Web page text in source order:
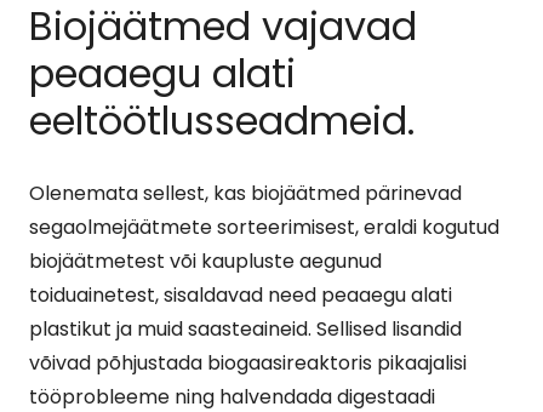
Biojäätmed vajavad
peaaegu alati
eeltöötlusseadmeid.
Olenemata sellest, kas biojäätmed pärinevad
segaolmejäätmete sorteerimisest, eraldi kogutud
biojäätmetest või kaupluste aegunud
toiduainetest, sisaldavad need peaaegu alati
plastikut ja muid saasteaineid. Sellised lisandid
võivad põhjustada biogaasireaktoris pikaajalisi
tööprobleeme ning halvendada digestaadi